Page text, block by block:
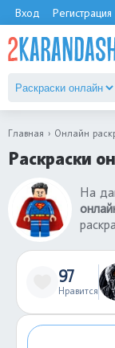
Вход Регистрация
Главная Онлайн
Раскраски
На
в
97
Нравится